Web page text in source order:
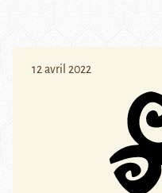
12 avril 2022